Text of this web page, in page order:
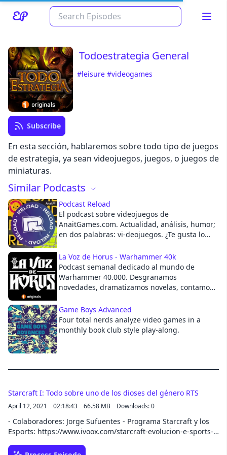
Read about our content policieshere
Todoestrategia General
#leisure #videogames
Subscribe
En esta sección, hablaremos sobre todo tipo de juegos
de estrategia, ya sean videojuegos, juegos, o juegos de
miniaturas.
Similar Podcasts
Podcast Reload
El podcast sobre videojuegos de
AnaitGames.com. Actualidad, análisis, humor;
en dos palabras: vi-deojuegos. ¿Te gusta lo
podamos seguir adelante:
https://www.patreon.com/anaitreload
La Voz de Horus - Warhammer 40k
Podcast semanal dedicado al mundo de
Warhammer 40.000. Desgranamos
novedades, dramatizamos novelas, contamos
general. Escúchanos mientras pintas minis o
mientras sacas el perro a pasear. No importa
el momento, pero cuenta con nosotros para
ser tu programa semanal de referencia sobre
Game Boys Advanced
Four total nerds analyze video games in a
monthly book club style play-along.
Starcraft I: Todo sobre uno de los dioses del género RTS
April 12, 2021 02:18:43 66.58 MB Downloads: 0
- Colaboradores: Jorge Sufuentes - Programa Starcraft y los
Esports: https://www.ivoox.com/starcraft-evolucion-e-sports-
https://www.ivoox.com/warcraft-i-ii-trasfondo-campana-